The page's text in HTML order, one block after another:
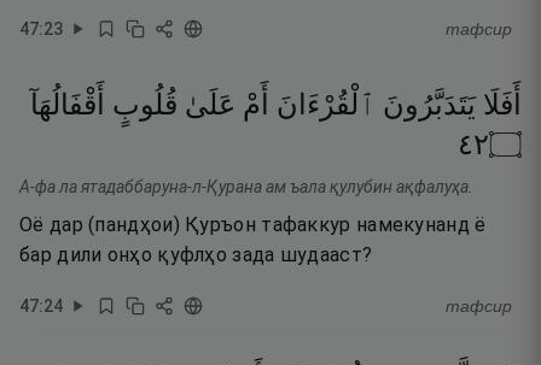
47:23 тафсир
أَفَلَا يَتَدَبَّرُونَ ٱلْقُرْءَانَ أَمْ عَلَىٰ قُلُوبٍ أَقْفَالُهَآ
۝٢٤
А-фа ла ятадаббаруна-л-Қурана ам ъала қулубин ақфалуҳа.
Оё дар (пандҳои) Қуръон тафаккур намекунанд ё
бар дили онҳо қуфлҳо зада шудааст?
47:24 тафсир